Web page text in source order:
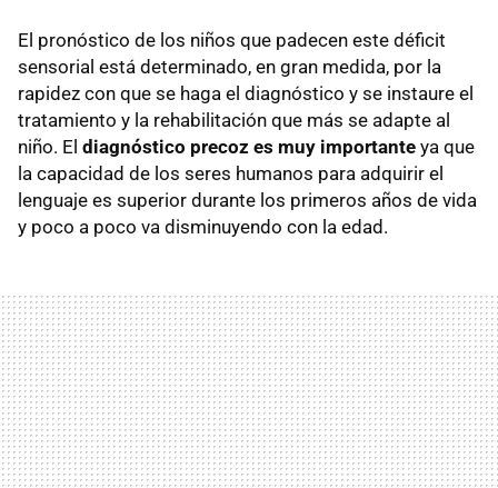
El pronóstico de los niños que padecen este déficit
sensorial está determinado, en gran medida, por la
rapidez con que se haga el diagnóstico y se instaure el
tratamiento y la rehabilitación que más se adapte al
niño. El diagnóstico precoz es muy importante ya que
la capacidad de los seres humanos para adquirir el
lenguaje es superior durante los primeros años de vida
y poco a poco va disminuyendo con la edad.